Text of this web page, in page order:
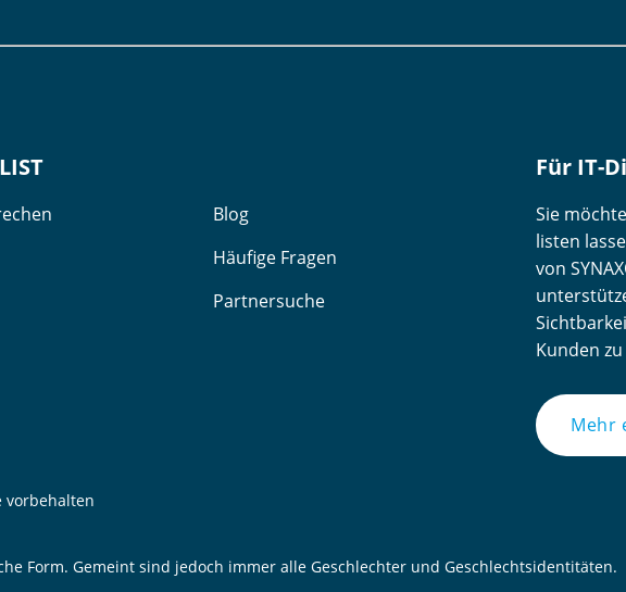
Blog
Häufige Fragen
Partnersuche
Für IT-
Sie
listen
von
Kunden
Mehr
vorbehalten
Form. Gemeint sind jedoch immer alle Geschlechter und Geschlechtsidentitäten.